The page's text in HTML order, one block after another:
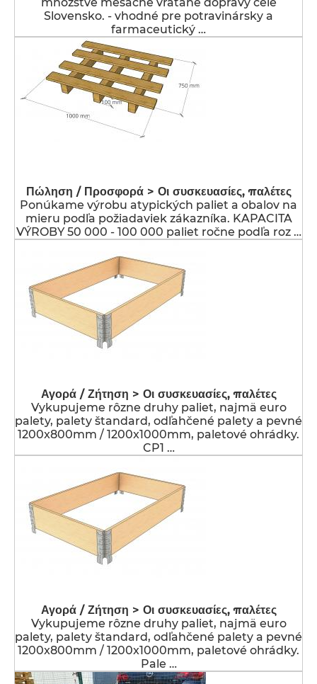
Slovensko. - vhodné pre potravinársky a
farmaceutický …
Πώληση / Προσφορά > Οι συσκευασίες, παλέτες
Ponúkame výrobu atypických paliet a obalov na
mieru podľa požiadaviek zákazníka. KAPACITA
VÝROBY 50 000 - 100 000 paliet ročne podľa roz …
Αγορά / Ζήτηση > Οι συσκευασίες, παλέτες
Vykupujeme rôzne druhy paliet, najmä euro
palety, palety štandard, odľahčené palety a pevné
1200x800mm / 1200x1000mm, paletové ohrádky.
CP1 …
Αγορά / Ζήτηση > Οι συσκευασίες, παλέτες
Vykupujeme rôzne druhy paliet, najmä euro
palety, palety štandard, odľahčené palety a pevné
1200x800mm / 1200x1000mm, paletové ohrádky.
Pale …